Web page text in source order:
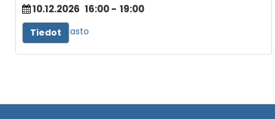
10.12.2026 16:00- 19:00
Juvan kirjasto
Tiedot